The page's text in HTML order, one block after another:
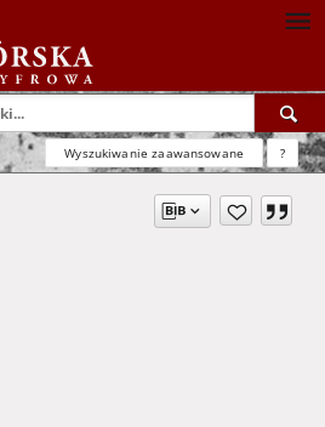
Wyszukiwanie zaawansowane ?